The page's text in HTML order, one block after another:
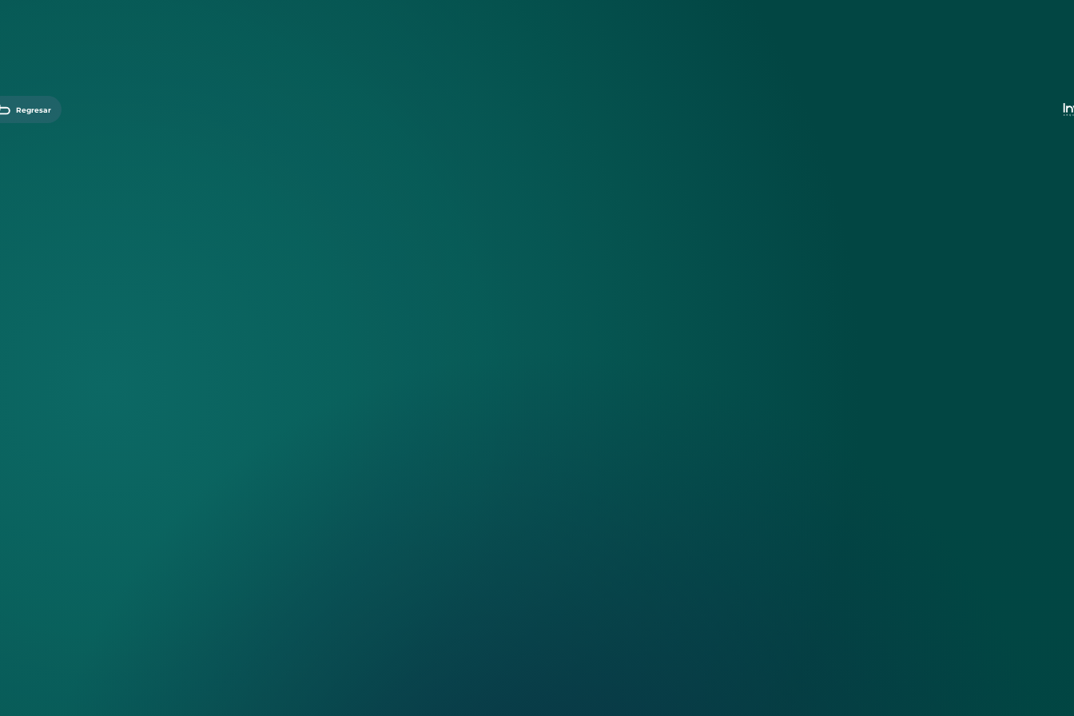
Regresar